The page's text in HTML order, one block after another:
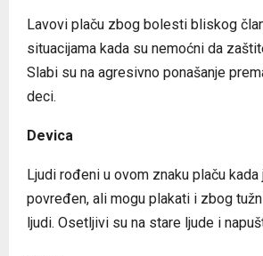
Lavovi plaču zbog bolesti bliskog
situacijama kada su nemoćni da
Slabi su na agresivno ponašanje
deci.
Devica
Ljudi rođeni u ovom znaku plaču
povređen, ali mogu plakati i zbog
ljudi. Osetljivi su na stare ljude i